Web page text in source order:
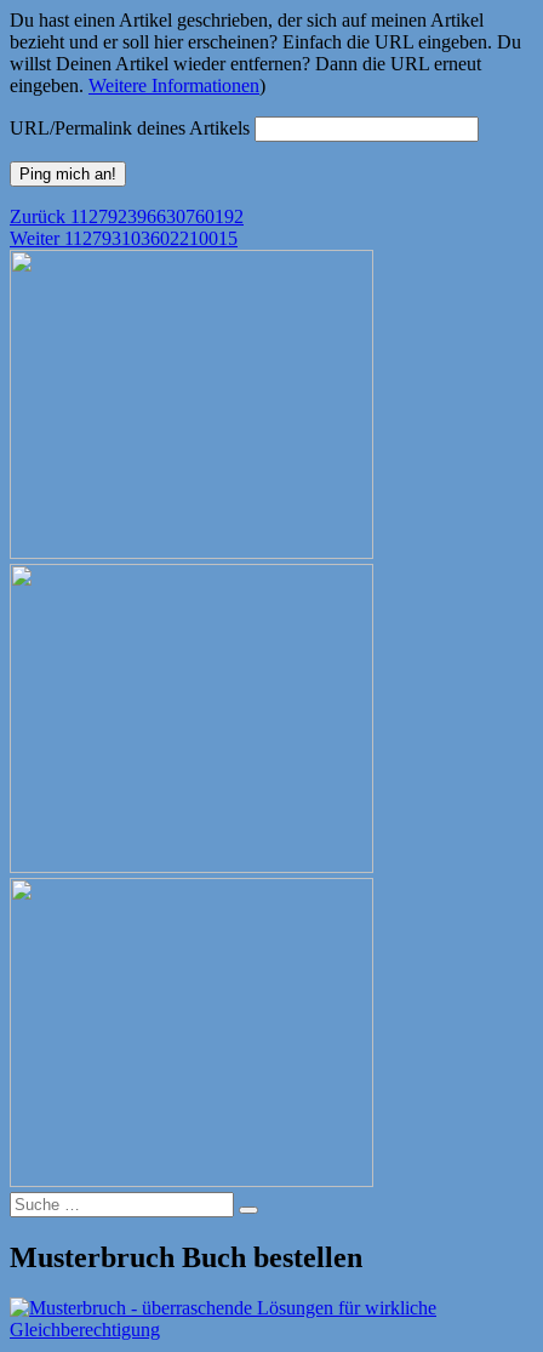
Du hast einen Artikel geschrieben, der sich auf meinen Artikel
bezieht und er soll hier erscheinen? Einfach die URL eingeben. Du
willst Deinen Artikel wieder entfernen? Dann die URL erneut
eingeben. Weitere Informationen)
URL/Permalink deines Artikels
Beitragsnavigation
Zurück Vorheriger
Beitrag:
112792396630760192
Weiter Nächster
112793103602210015
Suche
nach:
Suche
Musterbruch Buch bestellen